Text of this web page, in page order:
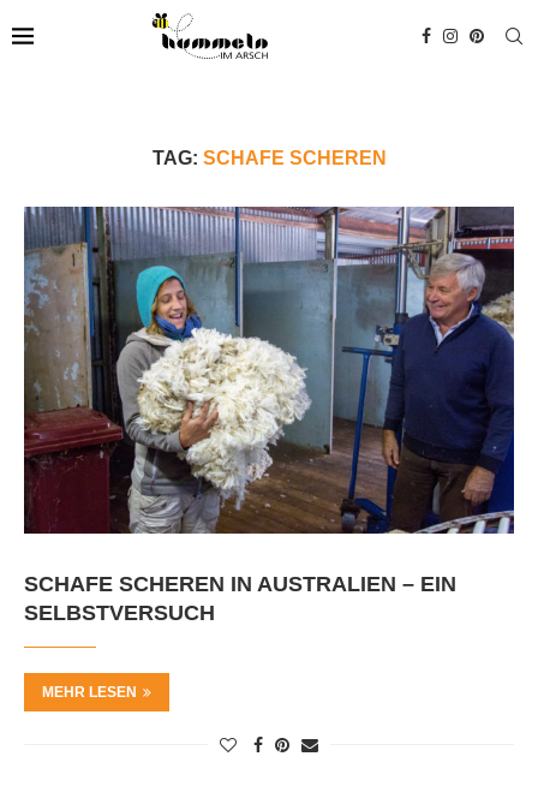
TAG: SCHAFE SCHEREN
SCHAFE SCHEREN IN AUSTRALIEN – EIN
SELBSTVERSUCH
MEHR LESEN